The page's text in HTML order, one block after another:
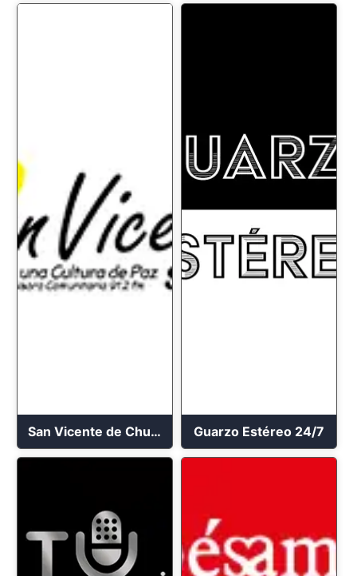
San Vicente de Chucuri 91.2 FM Guarzo Estéreo 24/7